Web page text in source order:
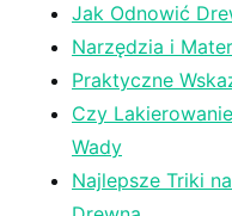
Jak Odnowić
Narzędzia i
Praktyczne
Czy
Wady
Najlepsze Triki